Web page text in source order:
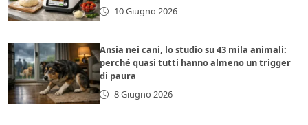
10 Giugno 2026
Ansia nei cani, lo studio su 43 mila animali:
perché quasi tutti hanno almeno un trigger
di paura
8 Giugno 2026